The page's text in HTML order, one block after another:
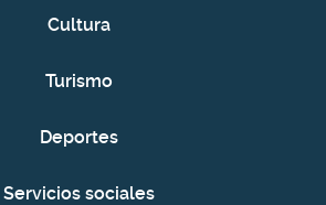
Cultura
Turismo
Deportes
Servicios sociales